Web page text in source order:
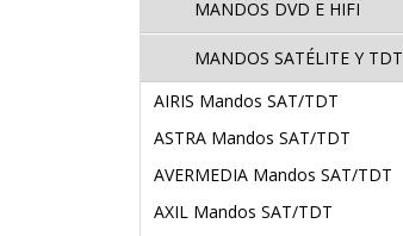
MANDOS DVD E HIFI
MANDOS SATÉLITE Y TDT
AIRIS Mandos SAT/TDT
ASTRA Mandos SAT/TDT
AVERMEDIA Mandos SAT/TDT
AXIL Mandos SAT/TDT